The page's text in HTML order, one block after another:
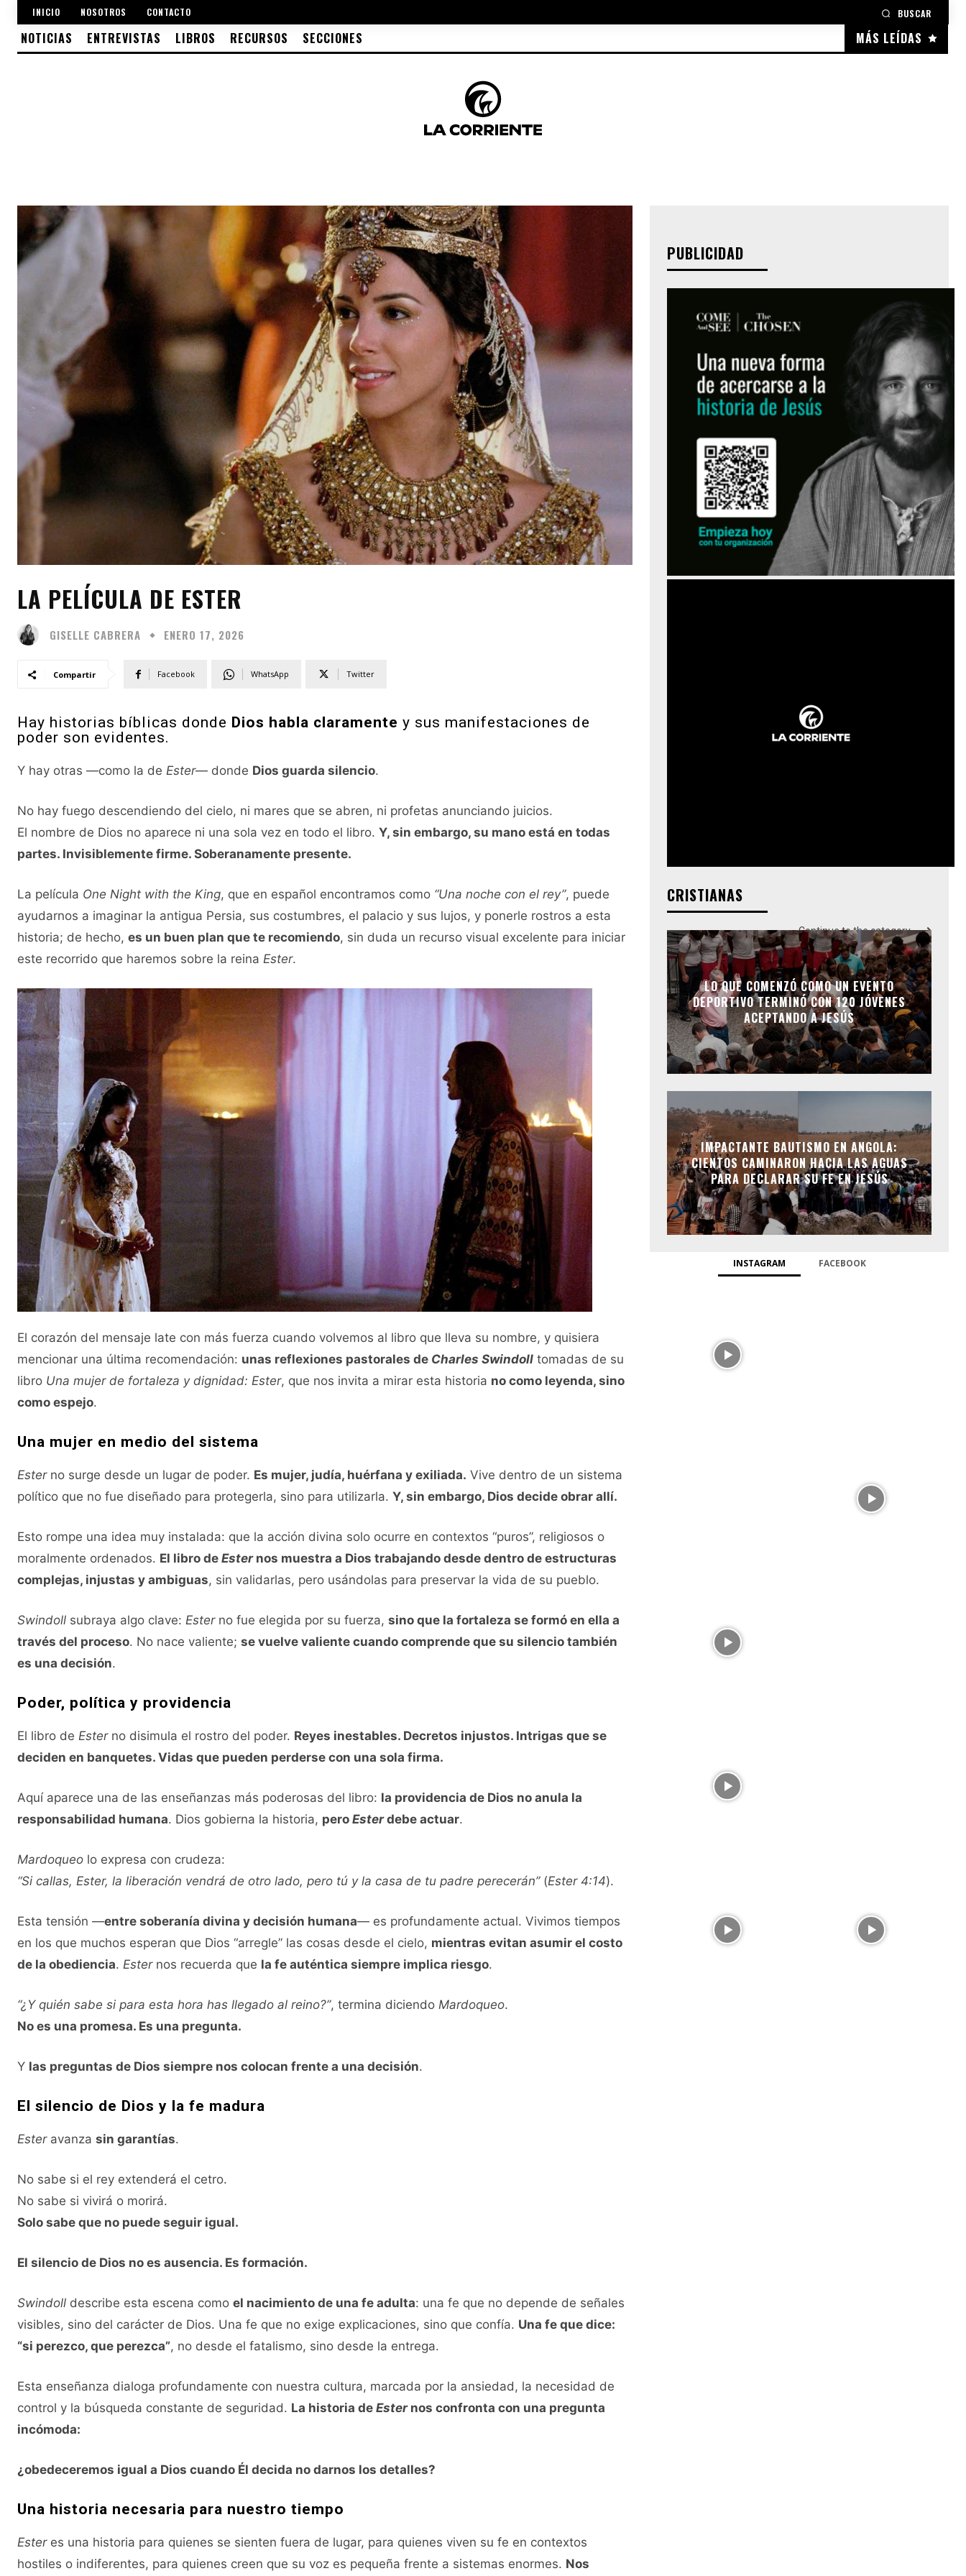
INICIO NOSOTROS CONTACTO BUSCAR
MÁS LEÍDAS
NOTICIAS ENTREVISTAS LIBROS RECURSOS SECCIONES
LA PELÍCULA DE ESTER
GISELLE CABRERA ENERO 17, 2026
Compartir Facebook Twitter
WhatsApp
Hay historias bíblicas donde Dios habla claramente y sus manifestaciones de
poder son evidentes.
Y hay otras —como la de Ester— donde Dios guarda silencio.
No hay fuego descendiendo del cielo, ni mares que se abren, ni profetas anunciando juicios.
El nombre de Dios no aparece ni una sola vez en todo el libro. Y, sin embargo, su mano está en todas
partes. Invisiblemente firme. Soberanamente presente.
La película One Night with the King, que en español encontramos como “Una noche con el rey”, puede
ayudarnos a imaginar la antigua Persia, sus costumbres, el palacio y sus lujos, y ponerle rostros a esta
historia; de hecho, es un buen plan que te recomiendo, sin duda un recurso visual excelente para iniciar
este recorrido que haremos sobre la reina Ester.
El corazón del mensaje late con más fuerza cuando volvemos al libro que lleva su nombre, y quisiera
mencionar una última recomendación: unas reflexiones pastorales de Charles Swindoll tomadas de su
libro Una mujer de fortaleza y dignidad: Ester, que nos invita a mirar esta historia no como leyenda, sino
como espejo.
Una mujer en medio del sistema
Esterno surge desde un lugar de poder. Es mujer, judía, huérfana y exiliada. Vive dentro de un sistema
político que no fue diseñado para protegerla, sino para utilizarla. Y, sin embargo, Dios decide obrar allí.
Esto rompe una idea muy instalada: que la acción divina solo ocurre en contextos “puros”, religiosos o
moralmente ordenados. El libro de Esternos muestra a Dios trabajando desde dentro de estructuras
complejas, injustas y ambiguas, sin validarlas, pero usándolas para preservar la vida de su pueblo.
Swindoll subraya algo clave: Esterno fue elegida por su fuerza, sino que la fortaleza se formó en ella a
través del proceso. No nace valiente; se vuelve valiente cuando comprende que su silencio también
es una decisión.
Poder, política y providencia
El libro de Esterno disimula el rostro del poder. Reyes inestables. Decretos injustos. Intrigas que se
deciden en banquetes. Vidas que pueden perderse con una sola firma.
Aquí aparece una de las enseñanzas más poderosas del libro: la providencia de Dios no anula la
responsabilidad humana. Dios gobierna la historia, pero Esterdebe actuar.
Mardoqueo lo expresa con crudeza:
“Si callas, Ester, la liberación vendrá de otro lado, pero tú y la casa de tu padre perecerán”(Ester 4:14).
Esta tensión —entre soberanía divina y decisión humana— es profundamente actual. Vivimos tiempos
en los que muchos esperan que Dios “arregle” las cosas desde el cielo, mientras evitan asumir el costo
de la obediencia. Esternos recuerda que la fe auténtica siempre implica riesgo.
“¿Y quién sabe si para esta hora has llegado al reino?”, termina diciendo Mardoqueo.
No es una promesa. Es una pregunta.
Y las preguntas de Dios siempre nos colocan frente a una decisión.
El silencio de Dios y la fe madura
Esteravanza sin garantías.
No sabe si el rey extenderá el cetro.
No sabe si vivirá o morirá.
Solo sabe que no puede seguir igual.
El silencio de Dios no es ausencia. Es formación.
Swindoll describe esta escena como el nacimiento de una fe adulta: una fe que no depende de señales
visibles, sino del carácter de Dios. Una fe que no exige explicaciones, sino que confía. Una fe que dice:
“si perezco, que perezca”, no desde el fatalismo, sino desde la entrega.
Esta enseñanza dialoga profundamente con nuestra cultura, marcada por la ansiedad, la necesidad de
control y la búsqueda constante de seguridad. La historia de Esternos confronta con una pregunta
incómoda:
¿obedeceremos igual a Dios cuando Él decida no darnos los detalles?
Una historia necesaria para nuestro tiempo
Esteres una historia para quienes se sienten fuera de lugar, para quienes viven su fe en contextos
hostiles o indiferentes, para quienes creen que su voz es pequeña frente a sistemas enormes. Nos
PUBLICIDAD
CRISTIANAS
Continue to the category
LO QUE COMENZÓ COMO UN EVENTO
DEPORTIVO TERMINÓ CON 120 JÓVENES
ACEPTANDO A JESÚS
IMPACTANTE BAUTISMO EN ANGOLA:
CIENTOS CAMINARON HACIA LAS AGUAS
PARA DECLARAR SU FE EN JESÚS
INSTAGRAM FACEBOOK